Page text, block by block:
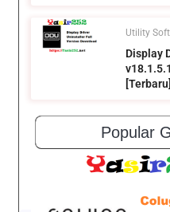
Utility
Display
[Terbaru]
Popular